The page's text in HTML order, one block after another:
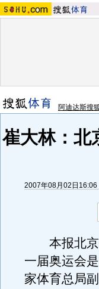
阿迪达斯搜
崔大林：北
2007年08月02日16:06
本报北京
一届奥运会
家体育总局